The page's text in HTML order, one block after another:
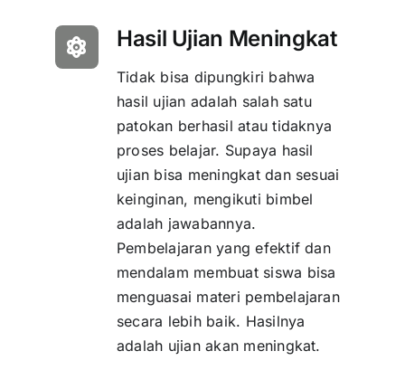
Hasil Ujian Meningkat
Tidak bisa dipungkiri bahwa
hasil ujian adalah salah satu
patokan berhasil atau tidaknya
proses belajar. Supaya hasil
ujian bisa meningkat dan sesuai
keinginan, mengikuti bimbel
adalah jawabannya.
Pembelajaran yang efektif dan
mendalam membuat siswa bisa
menguasai materi pembelajaran
secara lebih baik. Hasilnya
adalah ujian akan meningkat.